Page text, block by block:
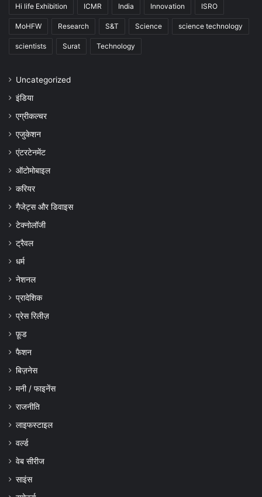
Hi life Exhibition ICMR India Innovation ISRO
MoHFW Research S&T Science science technology
scientists Surat Technology
Uncategorized
इंडिया
एग्रीकल्चर
एजुकेशन
एंटरटेनमेंट
ऑटोमोबाइल
करियर
गैजेट्स और डिवाइस
टेक्नोलॉजी
ट्रैवल
धर्म
नेशनल
प्रादेशिक
प्रेस रिलीज़
फ़ूड
फैशन
बिज़नेस
मनी / फाइनेंस
राजनीति
लाइफस्टाइल
वर्ल्ड
वेब सीरीज
साइंस